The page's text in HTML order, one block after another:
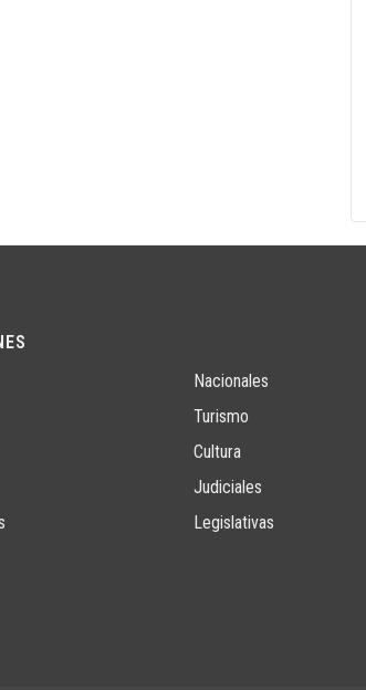
Nacionales
Turismo
Cultura
Judiciales
Legislativas